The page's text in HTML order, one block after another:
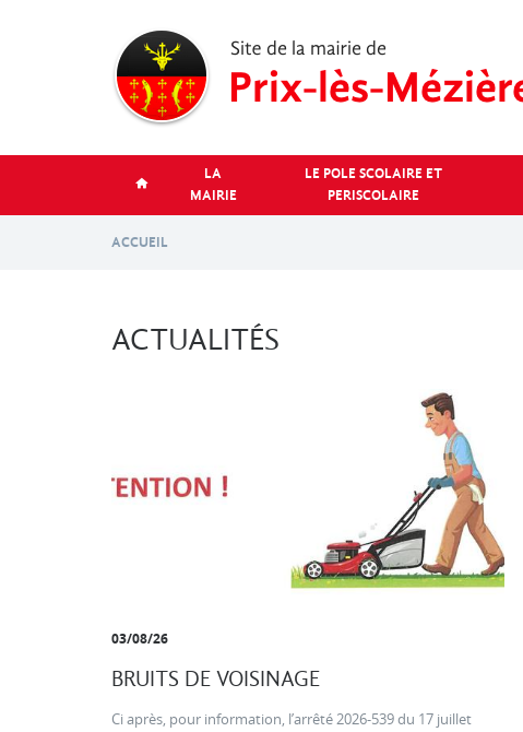
LA
MAIRIE
LE POLE SCOLAIRE ET
PERISCOLAIRE
ACCUEIL
ACTUALITÉS
03/08/26
BRUITS DE VOISINAGE
Ci après, pour information, l’arrêté 2026-539 du 17 juillet